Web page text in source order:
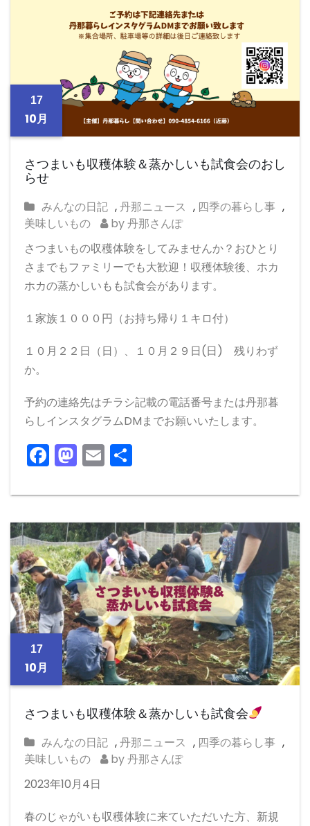
17
10月
さつまいも収穫体験＆蒸かしいも試食会のおし
らせ
みんなの日記 ,丹那ニュース , 四季の暮らし事 ,
美味しいもの
by 丹那さんぽ
さつまいもの収穫体験をしてみませんか？おひとり
さまでもファミリーでも大歓迎！収穫体験後、ホカ
ホカの蒸かしいもも試食会があります。
１家族１０００円（お持ち帰り１キロ付）
１０月２２日（日）、１０月２９日(日) 残りわず
か。
予約の連絡先はチラシ記載の電話番号または丹那暮
らしインスタグラムDMまでお願いいたします。
F
a
c
e
b
o
o
k
M
a
st
o
d
o
n
E
m
ai
l
17
10月
さつまいも収穫体験＆蒸かしいも試食会
みんなの日記 ,丹那ニュース , 四季の暮らし事 ,
美味しいもの
by 丹那さんぽ
2023年10月4日
春のじゃがいも収穫体験に来ていただいた方、新規